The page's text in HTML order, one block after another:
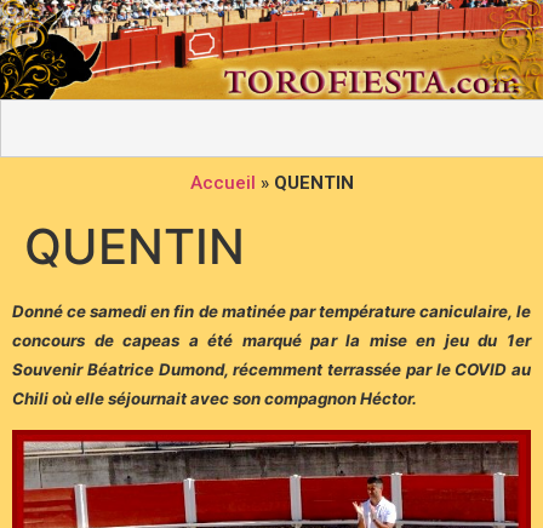
Accueil » QUENTIN
QUENTIN
Donné ce samedi en fin de matinée par température caniculaire, le
concours de capeas a été marqué par la mise en jeu du 1er
Souvenir Béatrice Dumond, récemment terrassée par le COVID au
Chili où elle séjournait avec son compagnon Héctor.